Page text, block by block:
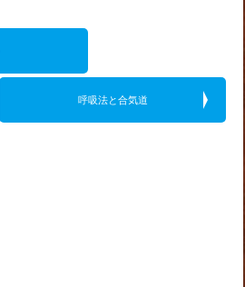
呼吸法と合気道